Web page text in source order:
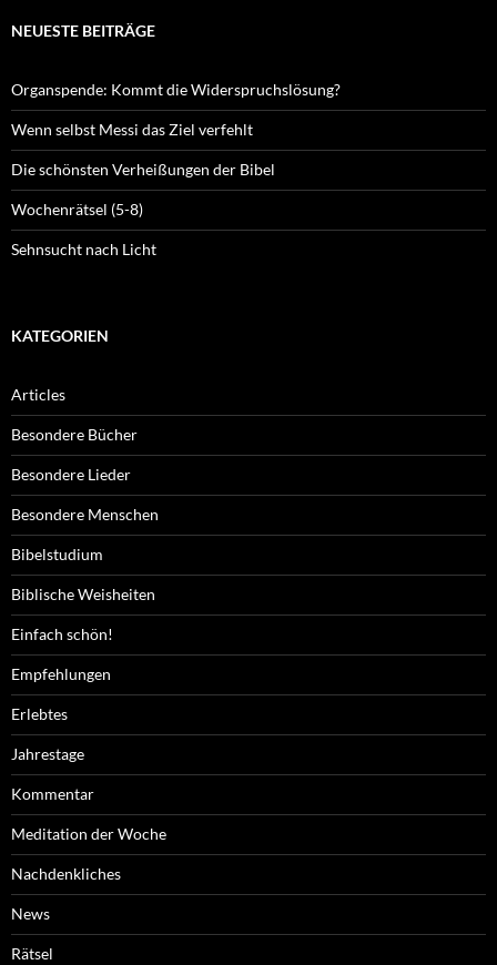
NEUESTE BEITRÄGE
Organspende: Kommt die Widerspruchslösung?
Wenn selbst Messi das Ziel verfehlt
Die schönsten Verheißungen der Bibel
Wochenrätsel (5-8)
Sehnsucht nach Licht
KATEGORIEN
Articles
Besondere Bücher
Besondere Lieder
Besondere Menschen
Bibelstudium
Biblische Weisheiten
Einfach schön!
Empfehlungen
Erlebtes
Jahrestage
Kommentar
Meditation der Woche
Nachdenkliches
News
Rätsel